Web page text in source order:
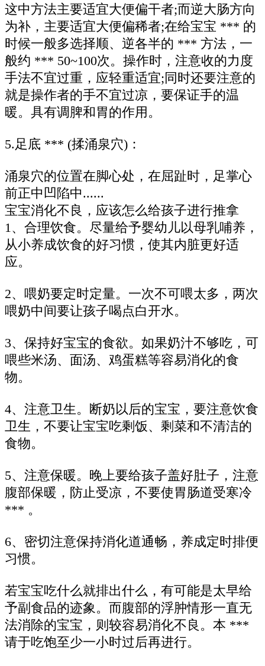
这中方法主要适宜大便偏干者;而逆大肠方向
为补，主要适宜大便偏稀者;在给宝宝 *** 的
时候一般多选择顺、逆各半的 *** 方法，一
般约 *** 50~100次。操作时，注意收的力度
手法不宜过重，应轻重适宜;同时还要注意的
就是操作者的手不宜过凉，要保证手的温
暖。具有调脾和胃的作用。
5.足底 *** (揉涌泉穴)：
涌泉穴的位置在脚心处，在屈趾时，足掌心
前正中凹陷中......
宝宝消化不良，应该怎么给孩子进行推拿
1、合理饮食。尽量给予婴幼儿以母乳哺养，
从小养成饮食的好习惯，使其内脏更好适
应。
2、喂奶要定时定量。一次不可喂太多，两次
喂奶中间要让孩子喝点白开水。
3、保持好宝宝的食欲。如果奶汁不够吃，可
喂些米汤、面汤、鸡蛋糕等容易消化的食
物。
4、注意卫生。断奶以后的宝宝，要注意饮食
卫生，不要让宝宝吃剩饭、剩菜和不清洁的
食物。
5、注意保暖。晚上要给孩子盖好肚子，注意
腹部保暖，防止受凉，不要使胃肠道受寒冷
*** 。
6、密切注意保持消化道通畅，养成定时排便
习惯。
若宝宝吃什么就排出什么，有可能是太早给
予副食品的迹象。而腹部的浮肿情形一直无
法消除的宝宝，则较容易消化不良。本 ***
请于吃饱至少一小时过后再进行。